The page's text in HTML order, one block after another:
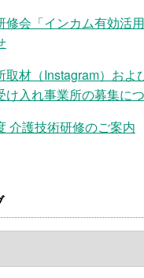
修会「インカム有効活
取材（Instagram）およ
け入れ事業所の募集に
介護技術研修のご案内